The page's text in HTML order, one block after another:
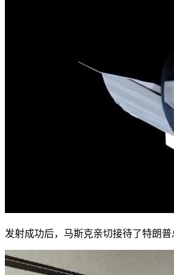
发射成功后，马斯克亲切接待了特朗